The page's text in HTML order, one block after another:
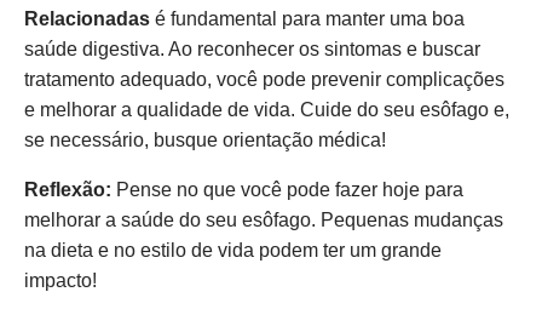
Relacionadas é fundamental para manter uma boa
saúde digestiva. Ao reconhecer os sintomas e buscar
tratamento adequado, você pode prevenir complicações
e melhorar a qualidade de vida. Cuide do seu esôfago e,
se necessário, busque orientação médica!
Reflexão: Pense no que você pode fazer hoje para
melhorar a saúde do seu esôfago. Pequenas mudanças
na dieta e no estilo de vida podem ter um grande
impacto!